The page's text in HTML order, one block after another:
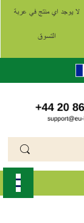
لا يوجد اي منتج في عربة
التسوق